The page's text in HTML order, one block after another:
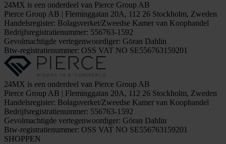
24MX is een onderdeel van Pierce Group AB
Pierce Group AB | Fleminggatan 20A, 112 26 Stockholm, Zweden
Handelsregister: Bolagsverket/Zweedse Kamer van Koophandel
Bedrijfsregistratienummer: 556763-1592
Gevolmachtigde vertegenwoordiger: Göran Dahlin
Btw-registratienummer: OSS VAT NO SE556763159201
24MX is een onderdeel van Pierce Group AB
Pierce Group AB | Fleminggatan 20A, 112 26 Stockholm, Zweden
Handelsregister: Bolagsverket/Zweedse Kamer van Koophandel
Bedrijfsregistratienummer: 556763-1592
Gevolmachtigde vertegenwoordiger: Göran Dahlin
Btw-registratienummer: OSS VAT NO SE556763159201
SHOPPEN